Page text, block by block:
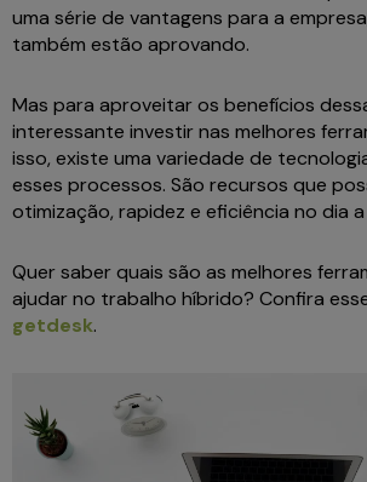
uma série de vantagens para a
também estão aprovando.
Mas para aproveitar os benefícios
interessante investir nas melhores
isso, existe uma variedade de
esses processos. São recursos que
otimização, rapidez e eficiência no dia
Quer saber quais são as melhores
ajudar no trabalho híbrido? Confira
getdesk.